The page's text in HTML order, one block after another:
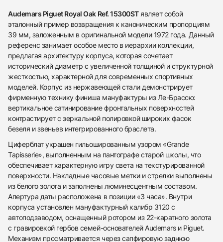
438
285
145
142
205
204
195
150
6
Audemars Piguet Royal Oak Ref. 15300STявляет собой
эталонный пример возвращения к каноническим пропорциям
39 мм, заложенным в оригинальной модели 1972 года. Данный
референс занимает особое место в иерархии коллекции,
предлагая архитектуру корпуса, которая сочетает
исторический диаметр с увеличенной толщиной и структурной
жесткостью, характерной для современных спортивных
моделей. Корпус из нержавеющей стали демонстрирует
фирменную технику финиша мануфактуры из Ле-Брассю:
вертикальное сатинирование фронтальных поверхностей
контрастирует с зеркальной полировкой широких фасок
безеля и звеньев интегрированного браслета.
Циферблат украшен гильошированным узором «Grande
Tapisserie», выполненным на пантографе старой школы, что
обеспечивает характерную игру света на текстурированной
поверхности. Накладные часовые метки и стрелки выполнены
из белого золота и заполнены люминесцентным составом.
Апертура даты расположена в позиции «3 часа». Внутри
корпуса установлен мануфактурный калибр 3120 с
автоподзаводом, оснащенный ротором из 22-каратного золота
с гравировкой гербов семей-основателей Audemars и Piguet.
Механизм просматривается через сапфировую заднюю